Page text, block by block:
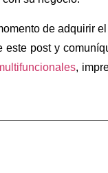
de adquirir
post y
,